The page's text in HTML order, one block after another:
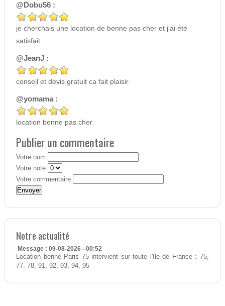
@Dobu56 :
je cherchais une location de benne pas cher et j'ai été
satisfait
@JeanJ :
conseil et devis gratuit ca fait plaisir
@yomama :
location benne pas cher
Publier un commentaire
Votre nom
Votre note
Votre commentaire
Notre actualité
Message : 09-08-2026 - 00:52
Location benne Paris 75 intervient sur toute l'Ile de France : 75,
77, 78, 91, 92, 93, 94, 95